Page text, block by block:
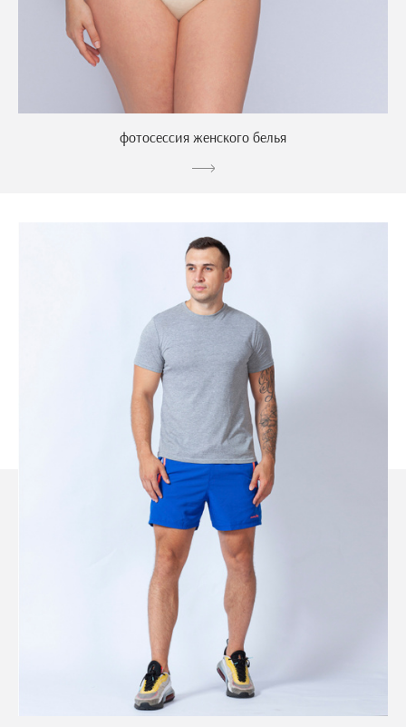
фотосессия женского белья